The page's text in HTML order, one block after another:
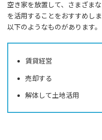
空き家を放置して、さまざま
を活用することをおすすめし
以下のようなものがあります。
賃貸経営
売却する
解体して土地活用